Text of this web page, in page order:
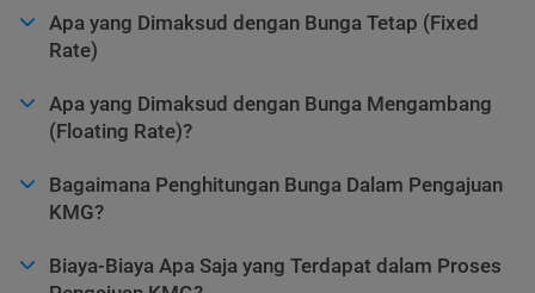
Apa yang Dimaksud dengan Bunga Tetap (Fixed
Rate)
Apa yang Dimaksud dengan Bunga Mengambang
(Floating Rate)?
Bagaimana Penghitungan Bunga Dalam Pengajuan
KMG?
Biaya-Biaya Apa Saja yang Terdapat dalam Proses